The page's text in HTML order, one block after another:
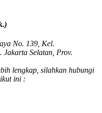
No. 139, Kel.
Selatan, Prov.
lengkap, silahkan hubungi
ini :